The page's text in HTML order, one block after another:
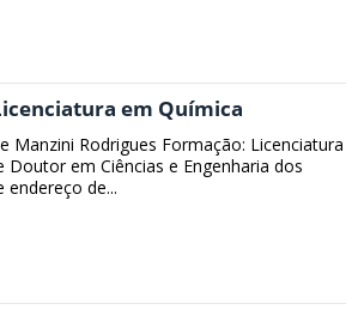
em Química
Manzini Rodrigues Formação: Licenciatura
Doutor em Ciências e Engenharia dos
endereço de...